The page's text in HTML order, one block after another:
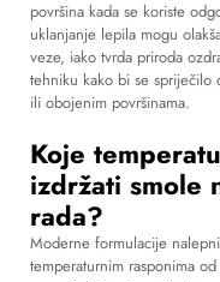
površina kada se koriste
uklanjanje lepila mogu
veze, iako tvrda priroda
tehniku kako bi se spriječilo
ili obojenim površinama.
Koje
izdržati smole
rada?
Moderne formulacije
temperaturnim rasponima